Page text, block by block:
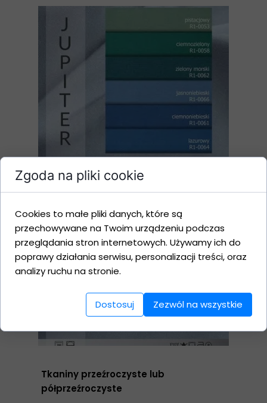
Tkaniny przeźroczyste lub
półprzeźroczyste
Zgoda na pliki cookie
Cookies to małe pliki danych, które są
przechowywane na Twoim urządzeniu podczas
przeglądania stron internetowych. Używamy ich do
poprawy działania serwisu, personalizacji treści, oraz
analizy ruchu na stronie.
Dostosuj Zezwól na wszystkie